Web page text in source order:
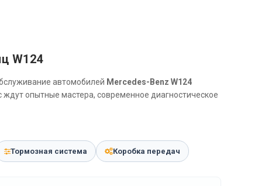
W124
автомобилей Mercedes-Benz W124
ждут опытные мастера, современное диагностическое
Тормозная система Коробка передач